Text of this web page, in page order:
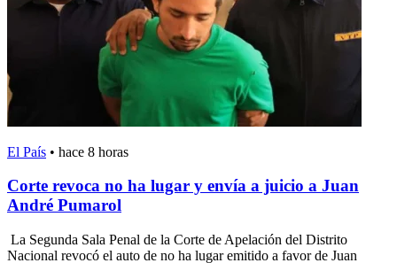
El País • hace 8 horas
Corte revoca no ha lugar y envía a juicio a Juan
André Pumarol
La Segunda Sala Penal de la Corte de Apelación del Distrito
Nacional revocó el auto de no ha lugar emitido a favor de Juan